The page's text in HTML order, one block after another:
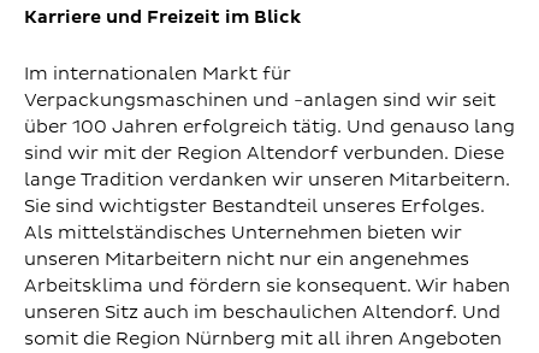
Karriere und Freizeit im Blick
Im internationalen Markt für
Verpackungsmaschinen und -anlagen sind wir seit
über 100 Jahren erfolgreich tätig. Und genauso lang
sind wir mit der Region Altendorf verbunden. Diese
lange Tradition verdanken wir unseren Mitarbeitern.
Sie sind wichtigster Bestandteil unseres Erfolges.
Als mittelständisches Unternehmen bieten wir
unseren Mitarbeitern nicht nur ein angenehmes
Arbeitsklima und fördern sie konsequent. Wir haben
unseren Sitz auch im beschaulichen Altendorf. Und
somit die Region Nürnberg mit all ihren Angeboten